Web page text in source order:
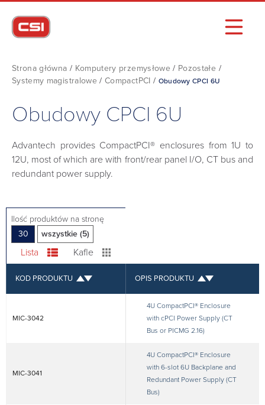
Strona główna / Komputery przemysłowe / Pozostałe /
Systemy magistralowe /CompactPCI / Obudowy CPCI 6U
Obudowy CPCI 6U
Advantech provides CompactPCI® enclosures from 1U to
12U, most of which are with front/rear panel I/O, CT bus and
redundant power supply.
Ilość produktów na stronę
30
wszystkie (5)
Lista Kafle
KOD PRODUKTU OPIS PRODUKTU
MIC-3042
4U CompactPCI® Enclosure
with cPCI Power Supply (CT
Bus or PICMG 2.16)
MIC-3041
4U CompactPCI® Enclosure
with 6-slot 6U Backplane and
Redundant Power Supply (CT
Bus)